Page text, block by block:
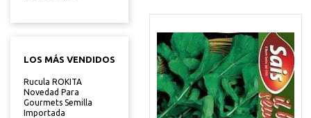
LOS MÁS VENDIDOS
Rucula ROKITA
Novedad Para
Gourmets Semilla
Importada